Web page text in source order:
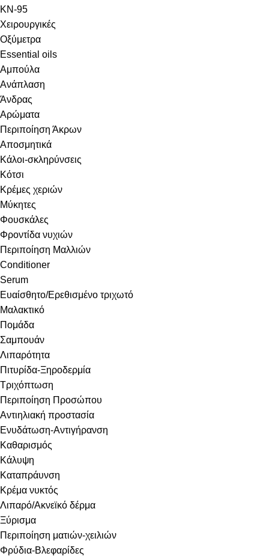
KN-95
Χειρουργικές
Οξύμετρα
Essential oils
Αμπούλα
Ανάπλαση
Άνδρας
Αρώματα
Περιποίηση Άκρων
Αποσμητικά
Κάλοι-σκληρύνσεις
Κότσι
Κρέμες χεριών
Μύκητες
Φουσκάλες
Φροντίδα νυχιών
Περιποίηση Μαλλιών
Conditioner
Serum
Ευαίσθητο/Ερεθισμένο τριχωτό
Μαλακτικό
Πομάδα
Σαμπουάν
Λιπαρότητα
Πιτυρίδα-Ξηροδερμία
Τριχόπτωση
Περιποίηση Προσώπου
Αντιηλιακή προστασία
Ενυδάτωση-Αντιγήρανση
Καθαρισμός
Κάλυψη
Καταπράυνση
Κρέμα νυκτός
Λιπαρό/Ακνεϊκό δέρμα
Ξύρισμα
Περιποίηση ματιών-χειλιών
Φρύδια-Βλεφαρίδες